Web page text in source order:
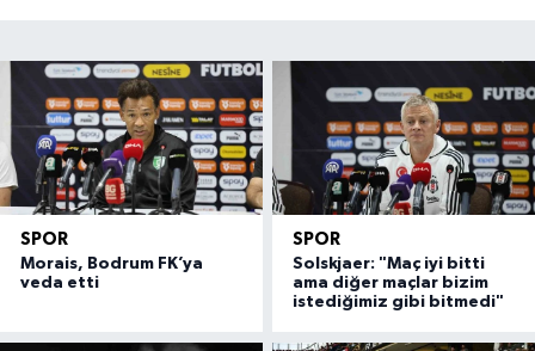
SPOR
Morais, Bodrum FK’ya
veda etti
SPOR
Solskjaer: "Maç iyi bitti
ama diğer maçlar bizim
istediğimiz gibi bitmedi"